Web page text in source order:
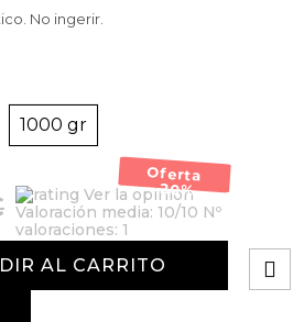
No ingerir.
1000 gr
Oferta
-20%
Ver la opinión
Valoración media: 10/10 Nº
valoraciones: 1
AL CARRITO